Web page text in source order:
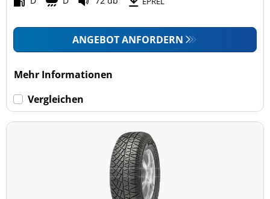
ANGEBOT ANFORDERN
Mehr Informationen
Vergleichen